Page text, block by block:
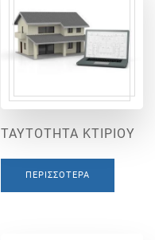
ΤΑΥΤΟΤΗΤΑ ΚΤΙΡΙΟΥ
ΠΕΡΙΣΣΌΤΕΡΑ